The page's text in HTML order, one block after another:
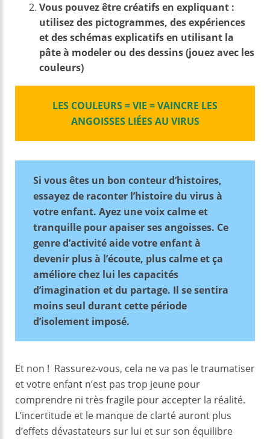
Vous pouvez être créatifs en expliquant :
utilisez des pictogrammes, des expériences
et des schémas explicatifs en utilisant la
pâte à modeler ou des dessins (jouez avec les
couleurs)
LES COULEURS= VIE = VAINCRE LES
ANGOISSES LIÉES AU VIRUS
Si vous êtes un bon conteur d’histoires,
essayez de raconter l’histoire du virus à
votre enfant. Ayez une voix calme et
tranquille pour apaiser ses angoisses. Ce
genre d’activité aide votre enfant à
devenir plus à l’écoute, plus calme et ça
améliore chez lui les capacités
d’imagination et du partage. Il se sentira
moins seul durant cette période
d’isolement imposé.
Et non ! Rassurez-vous, cela ne va pas le traumatiser
et votre enfant n’est pas trop jeune pour
comprendre ni très fragile pour accepter la réalité.
L’incertitude et le manque de clarté auront plus
d’effets dévastateurs sur lui et sur son équilibre